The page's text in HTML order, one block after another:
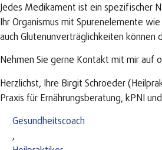
Jedes Medikament ist ein spezifischer
Ihr Organismus mit Spurenelemente
auch Glutenunverträglichkeiten
Nehmen Sie gerne Kontakt mit mir auf
Herzlichst, Ihre Birgit Schroeder
Praxis für Ernährungsberatung, kPNI
Gesundheitscoach
,